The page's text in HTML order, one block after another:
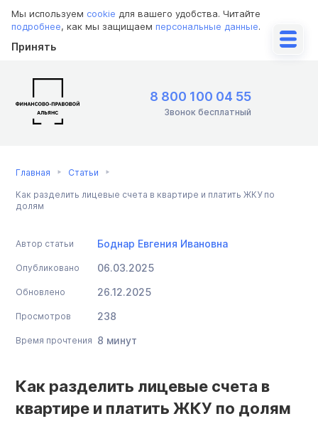
Мы используем cookie для вашего удобства. Читайте
подробнее, как мы защищаем персональные данные.
Принять
8 800 100 04 55
Звонок бесплатный
Главная Статьи
Как разделить лицевые счета в квартире и платить ЖКУ по
долям
Автор статьи Боднар Евгения Ивановна
Опубликовано 06.03.2025
Обновлено 26.12.2025
Просмотров 238
Время прочтения 8 минут
Как разделить лицевые счета в
квартире и платить ЖКУ по долям